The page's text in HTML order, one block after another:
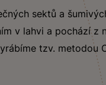
sektů a
v lahvi a pochází z
tzv. metodou